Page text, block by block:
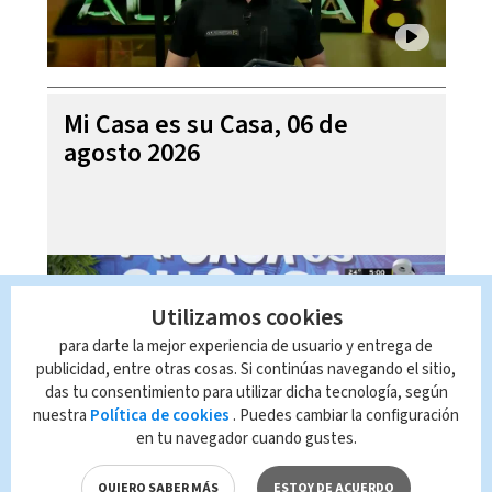
Mi Casa es su Casa, 06 de
agosto 2026
Telediario En Directo con Paula
Utilizamos cookies
para darte la mejor experiencia de usuario y entrega de
publicidad, entre otras cosas. Si continúas navegando el sitio,
das tu consentimiento para utilizar dicha tecnología, según
nuestra Política de cookies . Puedes cambiar la configuración
en tu navegador cuando gustes.
QUIERO SABER MÁS ESTOY DE ACUERDO